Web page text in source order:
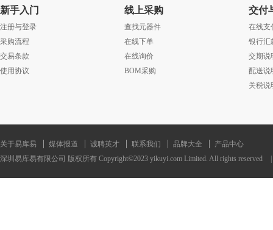
新手入门
注册与登录
采购流程
交易条款
使用协议
线上采购
查找元器件
在线下单
在线询价
BOM采购
交付
在线支
银行汇
交期说
配送说
关税说
关于易库易 媒体报道 诚聘英才 联系我们 品牌大全
产品中心
深圳易库易有限公司 版权所有 Copyright©2023 yikuyi.com Limited. All rights reserved